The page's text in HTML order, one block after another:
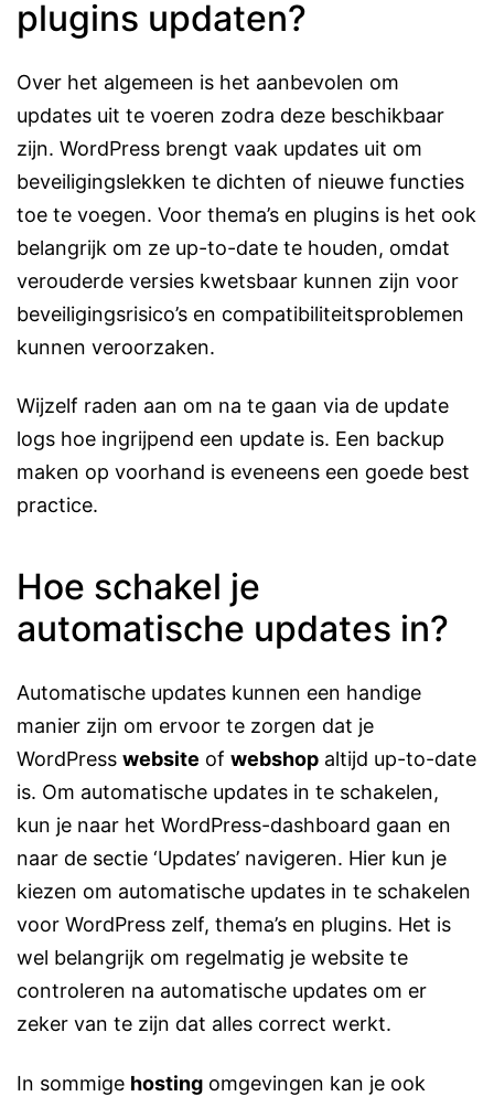
plugins updaten?
Over het algemeen is het aanbevolen om
updates uit te voeren zodra deze beschikbaar
zijn. WordPress brengt vaak updates uit om
beveiligingslekken te dichten of nieuwe functies
toe te voegen. Voor thema’s en plugins is het ook
belangrijk om ze up-to-date te houden, omdat
verouderde versies kwetsbaar kunnen zijn voor
beveiligingsrisico’s en compatibiliteitsproblemen
kunnen veroorzaken.
Wijzelf raden aan om na te gaan via de update
logs hoe ingrijpend een update is. Een backup
maken op voorhand is eveneens een goede best
practice.
Hoe schakel je
automatische updates in?
Automatische updates kunnen een handige
manier zijn om ervoor te zorgen dat je
WordPress website of webshop altijd up-to-date
is. Om automatische updates in te schakelen,
kun je naar het WordPress-dashboard gaan en
naar de sectie ‘Updates’ navigeren. Hier kun je
kiezen om automatische updates in te schakelen
voor WordPress zelf, thema’s en plugins. Het is
wel belangrijk om regelmatig je website te
controleren na automatische updates om er
zeker van te zijn dat alles correct werkt.
In sommige hosting omgevingen kan je ook